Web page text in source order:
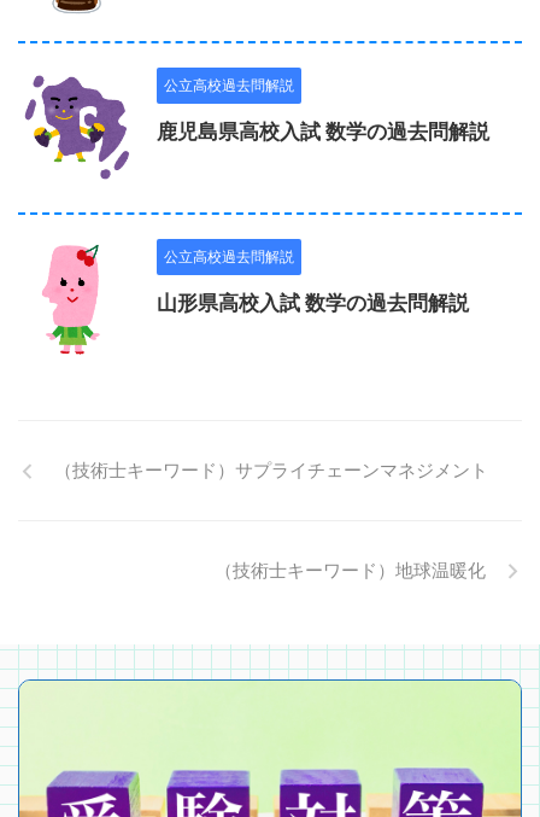
公立高校過去問解説
鹿児島県高校入試 数学の過去問解説
公立高校過去問解説
山形県高校入試 数学の過去問解説
（技術士キーワード）サプライチェーンマネジメント
（技術士キーワード）地球温暖化